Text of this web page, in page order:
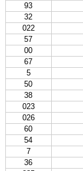
93
32
022
57
00
67
5
50
38
023
026
60
54
7
36